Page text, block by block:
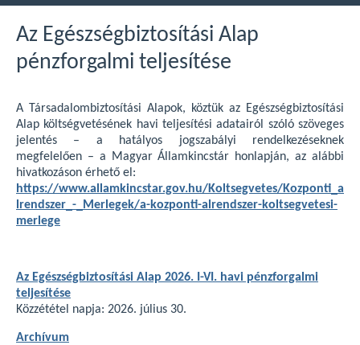
Az Egészségbiztosítási Alap
pénzforgalmi teljesítése
A Társadalombiztosítási Alapok, köztük az Egészségbiztosítási
Alap költségvetésének havi teljesítési adatairól szóló szöveges
jelentés – a hatályos jogszabályi rendelkezéseknek
megfelelően – a Magyar Államkincstár honlapján, az alábbi
hivatkozáson érhető el:
https://www.allamkincstar.gov.hu/Koltsegvetes/Kozponti_a
lrendszer_-_Merlegek/a-kozponti-alrendszer-koltsegvetesi-
merlege
Az Egészségbiztosítási Alap 2026. I-VI. havi pénzforgalmi
teljesítése
Közzététel napja: 2026. július 30.
Archívum